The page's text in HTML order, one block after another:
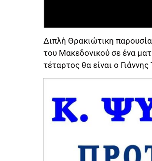
Διπλή Θρακιώτικη
του Μακεδονικού σε ένα
τέταρτος θα είναι ο